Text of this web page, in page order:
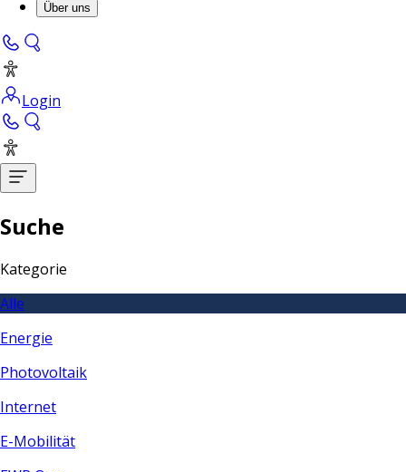
Über uns
Login
Suche
Kategorie
Alle
Energie
Photovoltaik
Internet
E-Mobilität